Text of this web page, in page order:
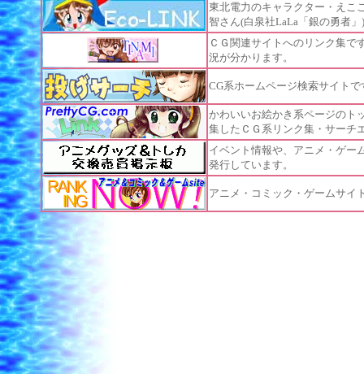
東北電力のキャラクター・えこ
智さん(白泉社LaLa「銀の勇者」
ＣＧ関連サイトへのリンク集で
況が分かります。
CG系ホームページ検索サイトで
かわいいお絵かき系ページのト
集したＣＧ系リンク集・サーチ
イベント情報や、アニメ・ゲー
発行しています。
アニメ・コミック・ゲームサイ